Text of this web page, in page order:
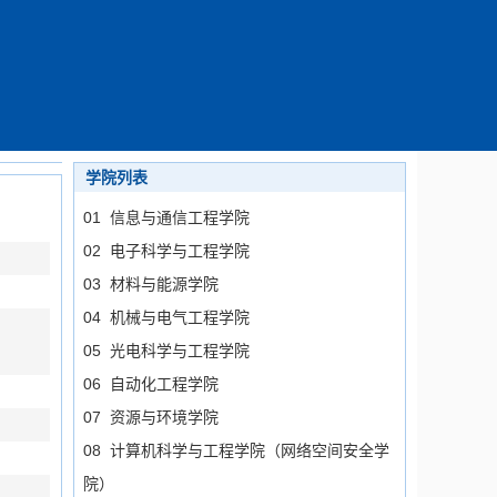
学院列表
01 信息与通信工程学院
02 电子科学与工程学院
03 材料与能源学院
04 机械与电气工程学院
05 光电科学与工程学院
06 自动化工程学院
07 资源与环境学院
08 计算机科学与工程学院（网络空间安全学
院）